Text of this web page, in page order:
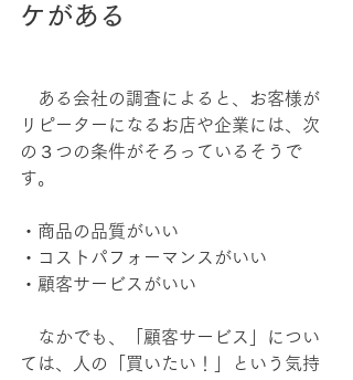
ケがある
ある会社の調査によると、お客様が
リピーターになるお店や企業には、次
の３つの条件がそろっているそうで
す。
・商品の品質がいい
・コストパフォーマンスがいい
・顧客サービスがいい
なかでも、「顧客サービス」につい
ては、人の「買いたい！」という気持